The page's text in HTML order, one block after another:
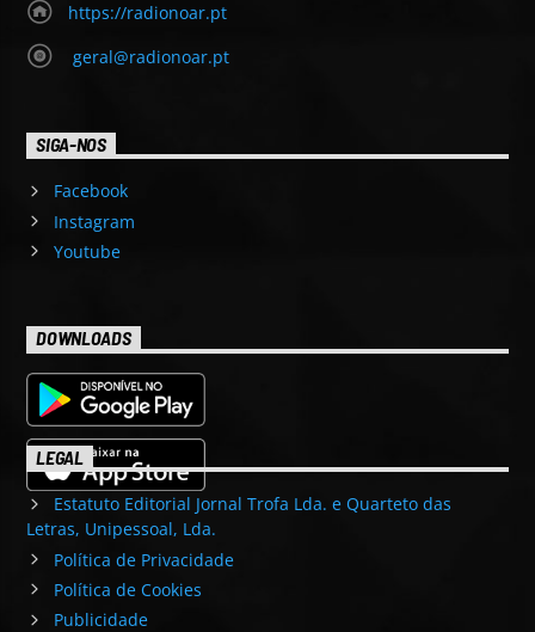
https://radionoar.pt
geral@radionoar.pt
SIGA-NOS
Facebook
Instagram
Youtube
DOWNLOADS
LEGAL
Estatuto Editorial Jornal Trofa Lda. e Quarteto das
Letras, Unipessoal, Lda.
Política de Privacidade
Política de Cookies
Publicidade